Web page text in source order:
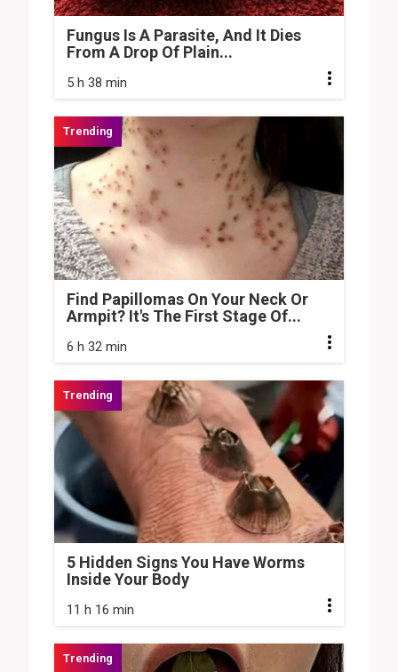
Fungus Is A Parasite, And It Dies
From A Drop Of Plain...
5 h 38 min
Find Papillomas On Your Neck Or
Armpit? It's The First Stage Of...
6 h 32 min
5 Hidden Signs You Have Worms
Inside Your Body
11 h 16 min